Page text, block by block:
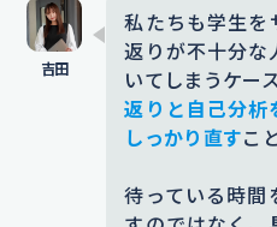
私たちも学生を
返りが不十分な
いてしまうケー
返りと自己分析
しっかり直すこ
待っている時間